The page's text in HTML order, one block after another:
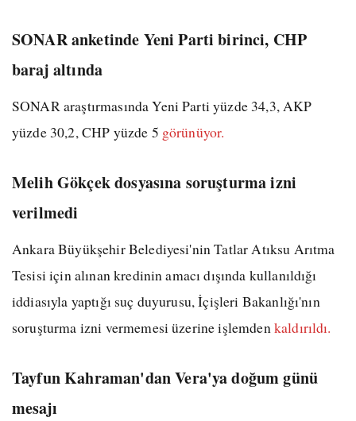
SONAR anketinde Yeni Parti birinci, CHP
baraj altında
SONAR araştırmasında Yeni Parti yüzde 34,3, AKP
yüzde 30,2, CHP yüzde 5 görünüyor.
Melih Gökçek dosyasına soruşturma izni
verilmedi
Ankara Büyükşehir Belediyesi'nin Tatlar Atıksu Arıtma
Tesisi için alınan kredinin amacı dışında kullanıldığı
iddiasıyla yaptığı suç duyurusu, İçişleri Bakanlığı'nın
soruşturma izni vermemesi üzerine işlemdenkaldırıldı.
Tayfun Kahraman'dan Vera'ya doğum günü
mesajı